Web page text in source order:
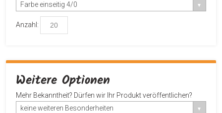
Farbe einseitig 4/0
Anzahl:
Weitere Optionen
Mehr Bekanntheit? Dürfen wir Ihr Produkt veröffentlichen?
keine weiteren Besonderheiten